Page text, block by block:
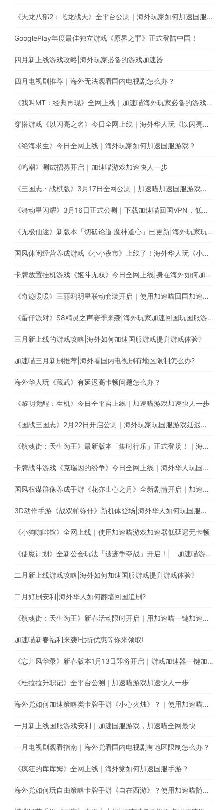
《天龙八部2：飞龙战天》全平台公测｜海外玩家如何加速国服游戏？
GooglePlay年度最佳独立游戏《原界之罪》正式登陆中国！
四月新上线游戏攻略|海外玩家必备的游戏加速器
四月电视剧推荐｜海外无法观看国内电视剧怎么办？
《我叫MT：经典再现》全网上线｜加速喵海外玩家必备的游戏加速器
穿搭游戏《以闪亮之名》今日全网上线｜海外华人玩《以闪亮之名》有延迟高卡顿问题怎么办？
《绝海求生》今日全网上线｜海外玩家如何加速国服游戏？
《鸣潮》测试招募开启｜加速喵游戏加速快人一步
《三国志・战棋版》3月17日全网公测｜加速喵加速国服游戏全网最快
《舞动星闪耀》3月16日正式公测｜下载加速喵回国VPN，低延迟无卡顿，提升游戏体验
《无极仙途》新版本「切磋论道 魔神道心」已更新|海外玩家玩国服遇上卡顿延迟高的情况怎么办?
国风休闲经营养成游戏《小小夜市》上线了！海外华人玩《小小夜市》有延迟高卡顿问题怎么办？
卡牌放置挂机游戏《姬斗无双》今日全网上线|身在海外如何加速国服游戏?
《奇迹暖暖》三丽鸥明星联动套装开启｜使用加速喵回国加速器一键加速提升游戏体验
《蛋仔派对》S8精灵之声赛季来袭|海外玩家加速回国玩国服游戏
三月新上线的游戏攻略|海外如何加速国服游戏提升游戏体验?
加速喵三月新剧推荐|海外看国内电视剧有地区限制怎么办?
海外华人玩《藏武》有延迟高卡顿问题怎么办？
《黎明觉醒：生机》今日全平台上线｜加速喵游戏加速快人一步
《国战三国志》2月22日开启公测｜海外玩家玩国服游戏延迟高怎么办？
《镇魂街：天生为王》最新版本「集时行乐」正式登场！｜海外玩国服游戏，遭遇延迟卡顿、丢包？
卡牌战斗游戏《克瑞因的纷争》今日全网上线｜海外华人玩国服游戏有延迟高卡顿问题怎么办？
国风权谋群像养成手游《花亦山心之月》全新剧情开启｜加速国服游戏全网最快
3D动作手游《战双帕弥什》新机体登场|海外华人如何玩国服手游?
《小狗咖啡馆》全网上线｜使用加速喵游戏加速器低延迟无卡顿
《使魔计划》全新公会玩法「遗迹争夺战」开启！| 加速喵游戏加速快人一步
二月新上线游戏攻略|海外如何加速国服游戏提升游戏体验?
二月好剧安利|海外华人如何翻墙回国追剧?
《镇魂街：天生为王》新春活动限时开启｜用加速喵一键加速游戏降低海外玩国服延迟。
加速喵新春福利来袭!七折优惠等你来领取!
《忘川风华录》新春版本1月13日即将开启｜游戏加速器一键加速提升游戏体验
《杜拉拉升职记》全平台公测｜加速喵游戏加速快人一步
海外党如何加速策略类卡牌手游《小心火烛》？｜使用加速喵一键智能加速回国
一月新上线国服游戏安利｜加速国服游戏，加速喵全网最快
一月电视剧观看指南｜海外党看国内电视剧有地区限制怎么办？
《疯狂的库库姆》全网上线｜海外党如何加速国服手游？
海外党如何玩自由策略卡牌手游《自在西游》？使用加速喵随时随地畅享游戏加速